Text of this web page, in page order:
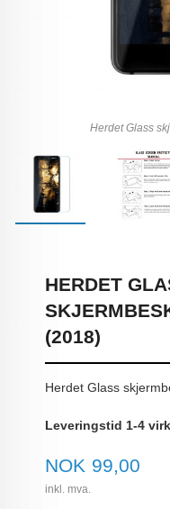
Herdet Glass
HERDET
(2018)
Herdet Glass
Leveringstid 1-4
Pris
NOK 99,00
inkl. mva.